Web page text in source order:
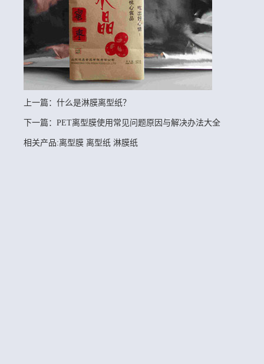
上一篇： 什么是淋膜离型纸？
下一篇： PET离型膜使用常见问题原因与解决办法大全
相关产品:离型膜 离型纸 淋膜纸